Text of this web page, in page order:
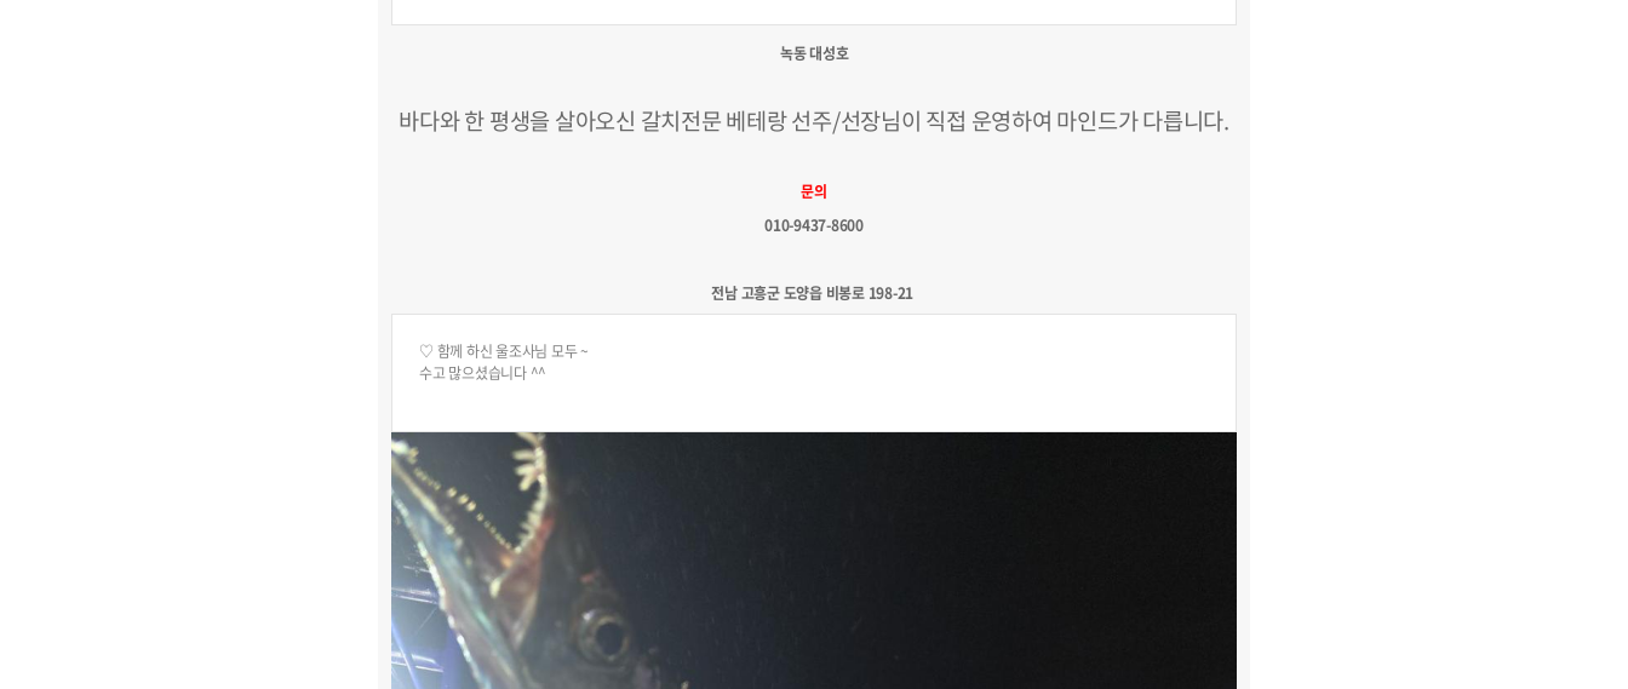
녹동 대성호
바다와 한 평생을 살아오신 갈치전문 베테랑 선주/선장님이 직접 운영하여 마인드가 다릅니다.
문의
010-9437-8600
전남 고흥군 도양읍 비봉로 198-21​
♡ 함께 하신 울조사님 모두 ~
수고 많으셨습니다 ^^